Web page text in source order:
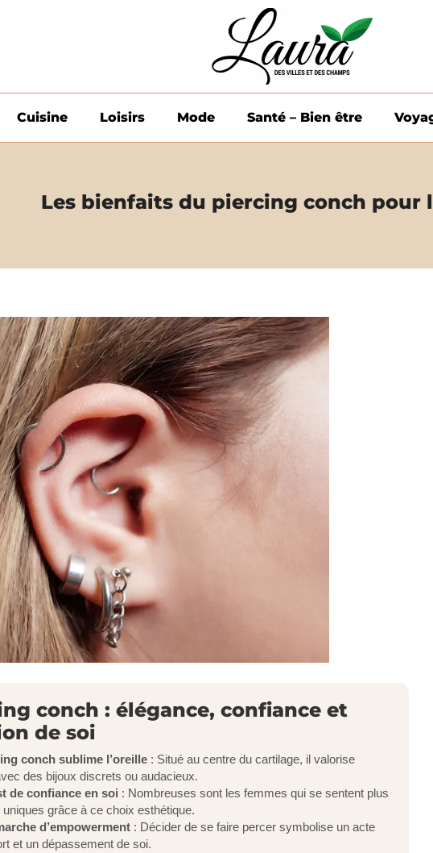
Cuisine Loisirs Mode Santé – Bien être
Les bienfaits du piercing conch pour
conch : élégance, confiance et
de soi
conch sublime l’oreille : Situé au centre du cartilage, il valorise
des bijoux discrets ou audacieux.
de confiance en soi : Nombreuses sont les femmes qui se sentent plus
grâce à ce choix esthétique.
d’empowerment : Décider de se faire percer symbolise un acte
et un dépassement de soi.